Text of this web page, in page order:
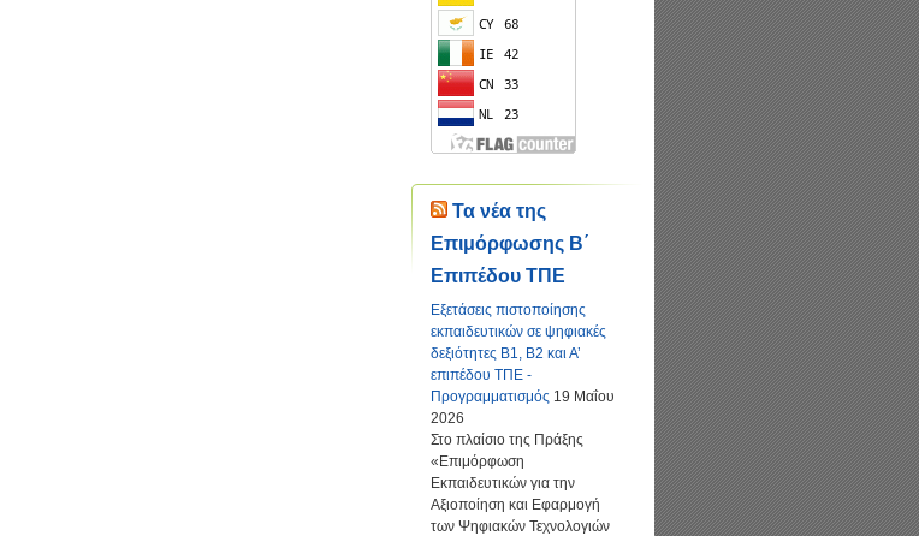
Τα νέα της
Επιμόρφωσης Β΄
Επιπέδου ΤΠΕ
Εξετάσεις πιστοποίησης
εκπαιδευτικών σε ψηφιακές
δεξιότητες Β1, Β2 και Α’
επιπέδου ΤΠΕ -
Προγραμματισμός 19 Μαΐου
2026
Στο πλαίσιο της Πράξης
«Επιμόρφωση
Εκπαιδευτικών για την
Αξιοποίηση και Εφαρμογή
των Ψηφιακών Τεχνολογιών